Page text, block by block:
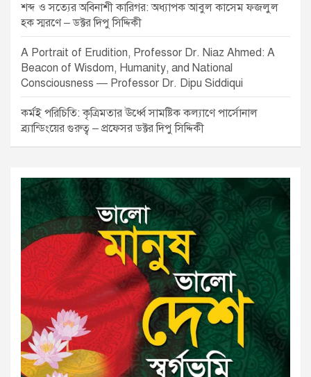
শব্দ ও সত্যের অবিনাশী কারিগর: অধ্যাপক আবুল কাসেম ফজলুল
হক স্মরণে – ডক্টর দিপু সিদ্দিকী
A Portrait of Erudition, Professor Dr. Niaz Ahmed: A
Beacon of Wisdom, Humanity, and National
Consciousness — Professor Dr. Dipu Siddiqui
কর্মই পরিচিতি: কৃত্রিমতার ঊর্ধ্বে সামষ্টিক কল্যাণে পার্সোনাল
ব্র্যান্ডিংয়ের গুরুত্ব – প্রফেসর ডক্টর দিপু সিদ্দিকী